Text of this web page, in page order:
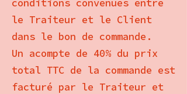
conditions convenues entre
le Traiteur et le Client
dans le bon de commande.
Un acompte de 40% du prix
total TTC de la commande est
facturé par le Traiteur et